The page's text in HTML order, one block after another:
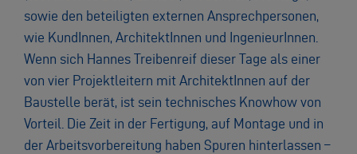
sowie den beteiligten externen Ansprechpersonen,
wie KundInnen, ArchitektInnen und IngenieurInnen.
Wenn sich Hannes Treibenreif dieser Tage als einer
von vier Projektleitern mit ArchitektInnen auf der
Baustelle berät, ist sein technisches Knowhow von
Vorteil. Die Zeit in der Fertigung, auf Montage und in
der Arbeitsvorbereitung haben Spuren hinterlassen –